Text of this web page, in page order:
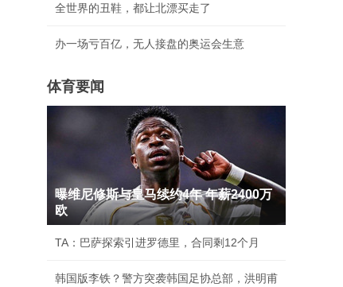
全世界的丑鞋，都让北漂买走了
办一场亏百亿，无人接盘的奥运会生意
体育要闻
曝维尼修斯与皇马续约4年 年薪2400万
欧
TA：巴萨探索引进罗德里，合同剩12个月
韩国版李铁？警方突袭韩国足协总部，洪明甫